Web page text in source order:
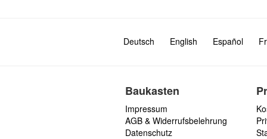
Deutsch English Español
Baukasten
Impressum
AGB & Widerrufsbelehrung
Datenschutz